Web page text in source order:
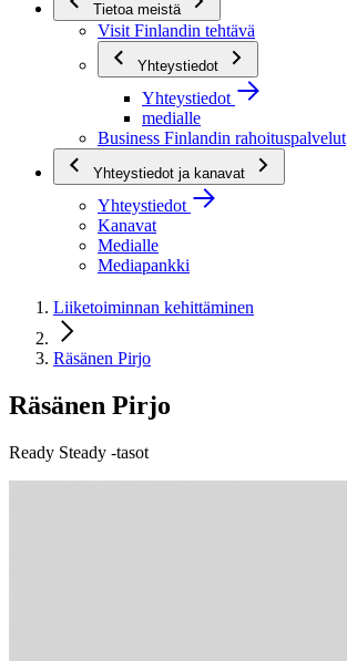
Tietoa meistä
Visit Finlandin tehtävä
Yhteystiedot
Yhteystiedot
medialle
Business Finlandin rahoituspalvelut
Yhteystiedot ja kanavat
Yhteystiedot
Kanavat
Medialle
Mediapankki
Liiketoiminnan kehittäminen
Räsänen Pirjo
Räsänen Pirjo
Ready Steady -tasot